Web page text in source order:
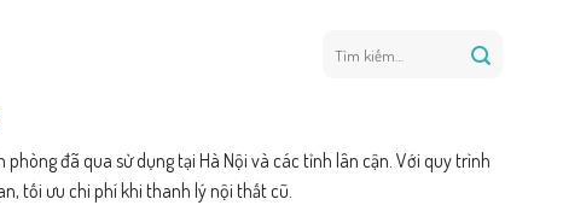
kiếm:
đã qua sử dụng tại Hà Nội và các tỉnh lân cận. Với quy trình
tối ưu chi phí khi thanh lý nội thất cũ.